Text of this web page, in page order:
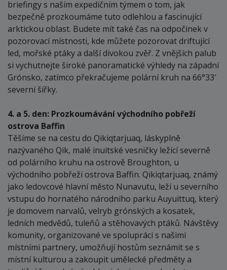
briefingy s naším expedičním týmem o tom, jak
bezpečně prozkoumáme tuto odlehlou a fascinující
arktickou oblast. Budete mít také čas na odpočinek v
pozorovací místnosti, kde můžete pozorovat driftující
led, mořské ptáky a další divokou zvěř. Z vnějších palub
si vychutnejte široké panoramatické výhledy na západní
Grónsko, zatímco překračujeme polární kruh na 66°33′
severní šířky.
4. a 5. den: Prozkoumávání východního pobřeží
ostrova Baffin
Těšíme se na cestu do Qikiqtarjuaq, láskyplně
nazývaného Qik, malé inuitské vesničky ležící severně
od polárního kruhu na ostrově Broughton, u
východního pobřeží ostrova Baffin. Qikiqtarjuaq, známý
jako ledovcové hlavní město Nunavutu, leží u severního
vstupu do hornatého národního parku Auyuittuq, který
je domovem narvalů, velryb grónských a kosatek,
ledních medvědů, tuleňů a stěhovavých ptáků. Návštěvy
komunity, organizované ve spolupráci s našimi
místními partnery, umožňují hostům seznámit se s
místní kulturou a zakoupit umělecké předměty a